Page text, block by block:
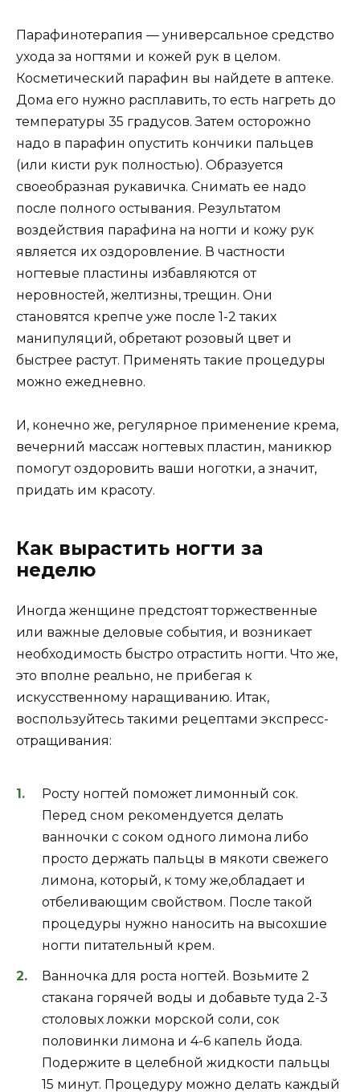
Парафинотерапия — универсальное средство
ухода за ногтями и кожей рук в целом.
Косметический парафин вы найдете в аптеке.
Дома его нужно расплавить, то есть нагреть до
температуры 35 градусов. Затем осторожно
надо в парафин опустить кончики пальцев
(или кисти рук полностью). Образуется
своеобразная рукавичка. Снимать ее надо
после полного остывания. Результатом
воздействия парафина на ногти и кожу рук
является их оздоровление. В частности
ногтевые пластины избавляются от
неровностей, желтизны, трещин. Они
становятся крепче уже после 1-2 таких
манипуляций, обретают розовый цвет и
быстрее растут. Применять такие процедуры
можно ежедневно.
И, конечно же, регулярное применение крема,
вечерний массаж ногтевых пластин, маникюр
помогут оздоровить ваши ноготки, а значит,
придать им красоту.
Как вырастить ногти за
неделю
Иногда женщине предстоят торжественные
или важные деловые события, и возникает
необходимость быстро отрастить ногти. Что же,
это вполне реально, не прибегая к
искусственному наращиванию. Итак,
воспользуйтесь такими рецептами экспресс-
отращивания:
Росту ногтей поможет лимонный сок.
Перед сном рекомендуется делать
ванночки с соком одного лимона либо
просто держать пальцы в мякоти свежего
лимона, который, к тому же,обладает и
отбеливающим свойством. После такой
процедуры нужно наносить на высохшие
ногти питательный крем.
Ванночка для роста ногтей. Возьмите 2
стакана горячей воды и добавьте туда 2-3
столовых ложки морской соли, сок
половинки лимона и 4-6 капель йода.
Подержите в целебной жидкости пальцы
15 минут. Процедуру можно делать каждый